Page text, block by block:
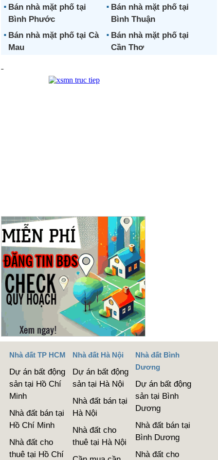
Bán nhà mặt phố tại
Bình Phước
Bán nhà mặt phố tại
Bình Thuận
Bán nhà mặt phố tại Cà
Mau
Bán nhà mặt phố tại
Cần Thơ
Nhà đất TP HCM
Dự án bất động
sản tại Hồ Chí
Minh
Nhà đất bán tại
Hồ Chí Minh
Nhà đất cho
thuê tại Hồ Chí
Nhà đất Hà Nội
Dự án bất động
sản tại Hà Nội
Nhà đất bán tại
Hà Nội
Nhà đất cho
thuê tại Hà Nội
Nhà đất Bình
Dương
Dự án bất động
sản tại Bình
Dương
Nhà đất bán tại
Bình Dương
Nhà đất cho